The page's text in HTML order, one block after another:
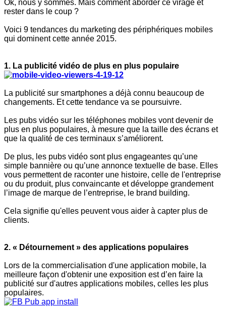
Ok, nous y sommes. Mais comment aborder ce virage et
rester dans le coup ?
Voici 9 tendances du marketing des périphériques mobiles
qui dominent cette année 2015.
1. La publicité vidéo de plus en plus populaire
La publicité sur smartphones a déjà connu beaucoup de
changements. Et cette tendance va se poursuivre.
Les pubs vidéo sur les téléphones mobiles vont devenir de
plus en plus populaires, à mesure que la taille des écrans et
que la qualité de ces terminaux s’améliorent.
De plus, les pubs vidéo sont plus engageantes qu’une
simple bannière ou qu’une annonce textuelle de base. Elles
vous permettent de raconter une histoire, celle de l'entreprise
ou du produit, plus convaincante et développe grandement
l’image de marque de l’entreprise, le brand building.
Cela signifie qu'elles peuvent vous aider à capter plus de
clients.
2. « Détournement » des applications populaires
Lors de la commercialisation d'une application mobile, la
meilleure façon d'obtenir une exposition est d’en faire la
publicité sur d'autres applications mobiles, celles les plus
populaires.